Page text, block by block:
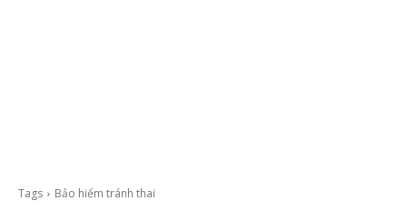
Tags Bảo hiểm tránh thai